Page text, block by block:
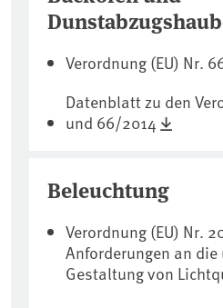
Verordnung (EU) Nr.
Datenblatt zu den
und 66/2014
Beleuchtung
Verordnung (EU) Nr.
Anforderungen an
Gestaltung von